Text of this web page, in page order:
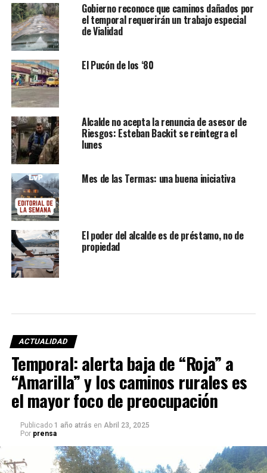
Gobierno reconoce que caminos dañados por
el temporal requerirán un trabajo especial
de Vialidad
El Pucón de los ‘80
Alcalde no acepta la renuncia de asesor de
Riesgos: Esteban Backit se reintegra el
lunes
Mes de las Termas: una buena iniciativa
El poder del alcalde es de préstamo, no de
propiedad
ACTUALIDAD
Temporal: alerta baja de “Roja” a
“Amarilla” y los caminos rurales es
el mayor foco de preocupación
Publicado 1 año atrás en Abril 23, 2025
Por prensa